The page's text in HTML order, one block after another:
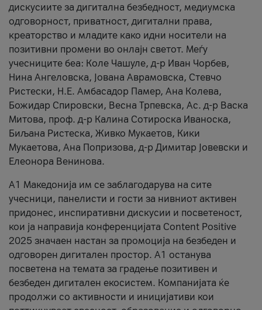
дискусиите за дигитална безбедност, медиумска
одговорност, приватност, дигитални права,
креаторство и младите како идни носители на
позитивни промени во онлајн светот. Меѓу
учесниците беа: Коле Чашуле, д-р Иван Чорбев,
Нина Ангеловска, Јована Аврамовска, Стевчо
Ристески, Н.Е. Амбасадор Памер, Ана Колева,
Божидар Спировски, Весна Трпевска, Ас. д-р Васка
Митова, проф. д-р Калина Сотироска Иваноска,
Биљана Ристеска, Живко Мукаетов, Кики
Мукаетова, Ана Попризова, д-р Димитар Јовевски и
Елеонора Венинова.
А1 Македонија им се заблагодарува на сите
учесници, панелисти и гости за нивниот активен
придонес, инспиративни дискусии и посветеност,
кои ја направија конференцијата Content Positive
2025 значаен настан за промоција на безбеден и
одговорен дигитален простор. А1 останува
посветена на темата за градење позитивен и
безбеден дигитален екосистем. Компанијата ќе
продолжи со активности и иницијативи кои